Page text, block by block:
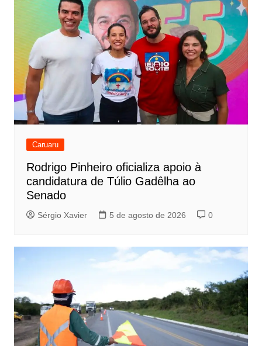
Caruaru
Rodrigo Pinheiro oficializa apoio à
candidatura de Túlio Gadêlha ao
Senado
Sérgio Xavier 5 de agosto de 2026 0